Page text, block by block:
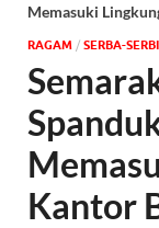
Memasuki
‎RAGAM / SERBA-SERBI
Kantor